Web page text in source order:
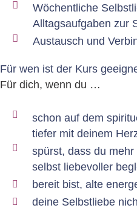
Wöchentliche
Alltagsaufgaben zur
Austausch und
Für wen ist der Kurs
Für dich, wenn du …
schon auf dem
tiefer mit deinem
spürst, dass du
selbst liebevoller
bereit bist, alte
deine Selbstliebe